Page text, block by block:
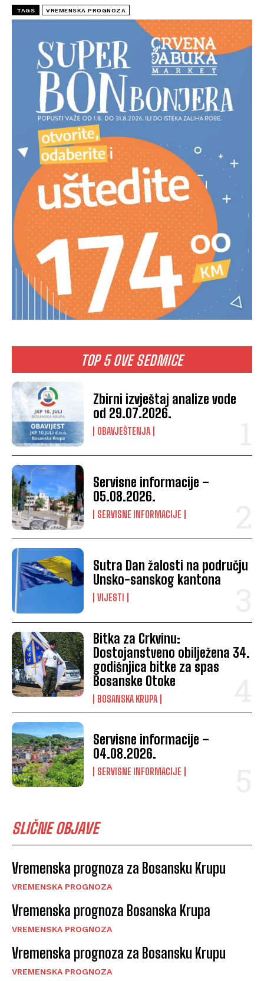
TOP 5 OVE SEDMICE
Zbirni izvještaj analize vode
od 29.07.2026.
OBAVJEŠTENJA
Servisne informacije –
05.08.2026.
SERVISNE INFORMACIJE
Sutra Dan žalosti na području
Unsko-sanskog kantona
VIJESTI
Bitka za Crkvinu:
Dostojanstveno obilježena 34.
godišnjica bitke za spas
Bosanske Otoke
BOSANSKA KRUPA
Servisne informacije –
04.08.2026.
SERVISNE INFORMACIJE
SLIČNE OBJAVE
Vremenska prognoza za Bosansku Krupu
VREMENSKA PROGNOZA
Vremenska prognoza Bosanska Krupa
VREMENSKA PROGNOZA
Vremenska prognoza za Bosansku Krupu
VREMENSKA PROGNOZA
TAGS VREMENSKA PROGNOZA